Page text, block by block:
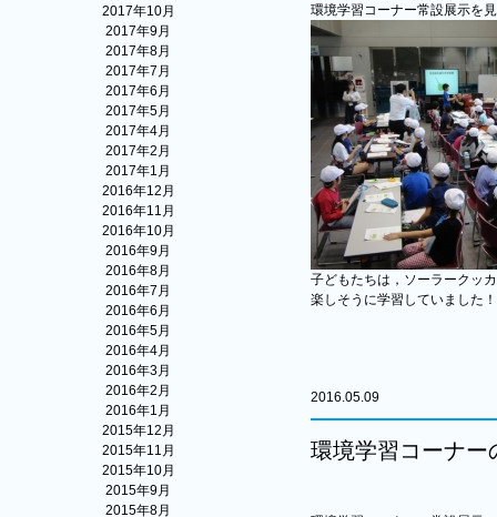
2017年10月
2017年9月
2017年8月
2017年7月
2017年6月
2017年5月
2017年4月
2017年2月
2017年1月
2016年12月
2016年11月
2016年10月
2016年9月
2016年8月
2016年7月
2016年6月
2016年5月
2016年4月
2016年3月
2016年2月
2016年1月
2015年12月
2015年11月
2015年10月
2015年9月
2015年8月
環境学習コーナー常設展示を
子どもたちは，ソーラークッ
楽しそうに学習していました
2016.05.09
環境学習コーナー